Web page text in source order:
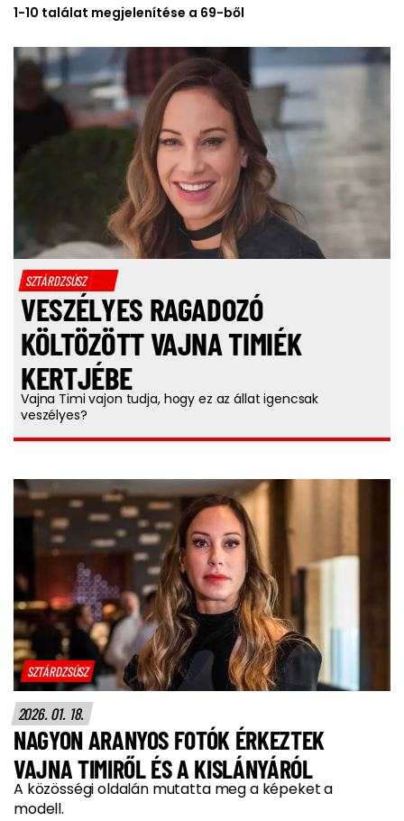
1-10 találat megjelenítése a 69-ből
SZTÁRDZSÚSZ
VESZÉLYES RAGADOZÓ
KÖLTÖZÖTT VAJNA TIMIÉK
KERTJÉBE
Vajna Timi vajon tudja, hogy ez az állat igencsak
veszélyes?
SZTÁRDZSÚSZ
2026. 01. 18.
NAGYON ARANYOS FOTÓK ÉRKEZTEK
VAJNA TIMIRŐL ÉS A KISLÁNYÁRÓL
A közösségi oldalán mutatta meg a képeket a
modell.